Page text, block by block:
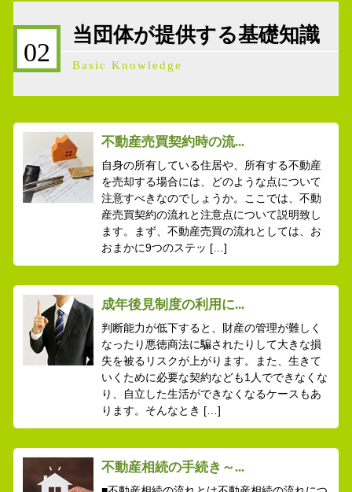
02
当団体が提供する基礎知識
Basic Knowledge
不動産売買契約時の流...
自身の所有している住居や、所有する不動産
を売却する場合には、どのような点について
注意すべきなのでしょうか。ここでは、不動
産売買契約の流れと注意点について説明致し
ます。まず、不動産売買の流れとしては、お
おまかに9つのステッ […]
成年後見制度の利用に...
判断能力が低下すると、財産の管理が難しく
なったり悪徳商法に騙されたりして大きな損
失を被るリスクが上がります。また、生きて
いくために必要な契約なども1人でできなくな
り、自立した生活ができなくなるケースもあ
ります。そんなとき […]
不動産相続の手続き～...